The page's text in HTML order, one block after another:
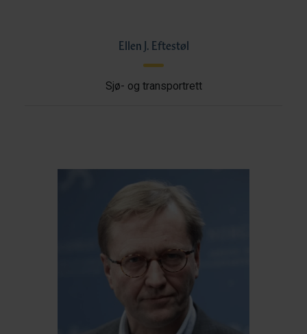
Ellen J. Eftestøl
Sjø- og transportrett